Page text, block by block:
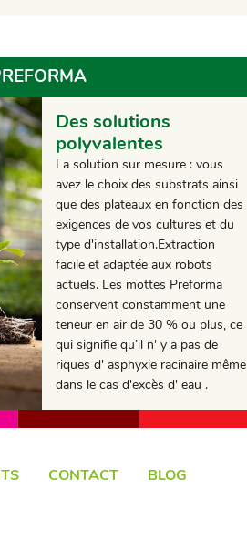
Des solutions
polyvalentes
La solution sur mesure : vous
avez le choix des substrats ainsi
que des plateaux en fonction des
exigences de vos cultures et du
type d'installation.Extraction
facile et adaptée aux robots
actuels. Les mottes Preforma
conservent constamment une
teneur en air de 30 % ou plus, ce
qui signifie qu’il n' y a pas de
riques d' asphyxie racinaire même
dans le cas d'excès d' eau .
CONTACT BLOG